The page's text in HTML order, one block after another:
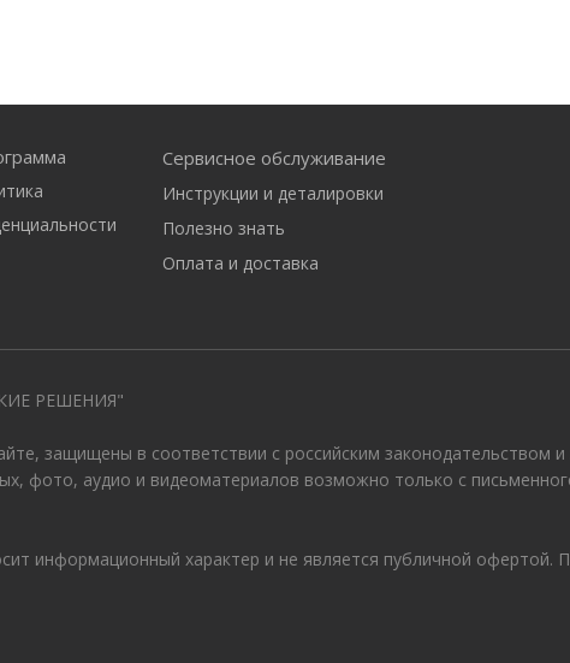
Сервисное обслуживание
Инструкции и деталировки
Полезно знать
Оплата и доставка
РЕШЕНИЯ"
защищены в соответствии с российским законодательством
фото, аудио и видеоматериалов возможно только с
информационный характер и не является публичной офертой.